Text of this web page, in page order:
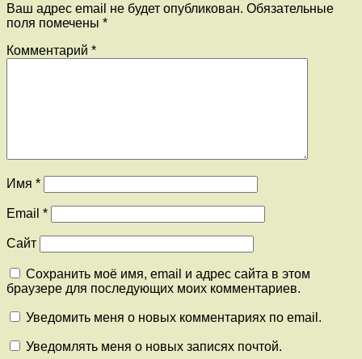
Ваш адрес email не будет опубликован. Обязательные
поля помечены *
Комментарий *
Имя *
Email *
Сайт
Сохранить моё имя, email и адрес сайта в этом
браузере для последующих моих комментариев.
Уведомить меня о новых комментариях по email.
Уведомлять меня о новых записях почтой.